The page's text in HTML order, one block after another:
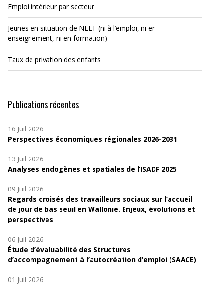
Emploi intérieur par secteur
Jeunes en situation de NEET (ni à l’emploi, ni en
enseignement, ni en formation)
Taux de privation des enfants
Publications récentes
16 Juil 2026
Perspectives économiques régionales 2026-2031
13 Juil 2026
Analyses endogènes et spatiales de l’ISADF 2025
09 Juil 2026
Regards croisés des travailleurs sociaux sur l’accueil
de jour de bas seuil en Wallonie. Enjeux, évolutions et
perspectives
06 Juil 2026
Étude d’évaluabilité des Structures
d’accompagnement à l’autocréation d’emploi (SAACE)
01 Juil 2026